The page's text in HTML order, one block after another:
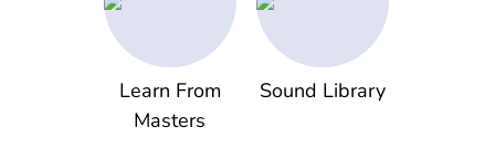
Learn From
Masters
Sound Library